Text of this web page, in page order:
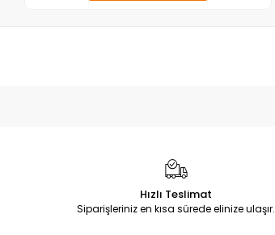
Hızlı Teslimat
Siparişleriniz en kısa sürede elinize ulaşır.